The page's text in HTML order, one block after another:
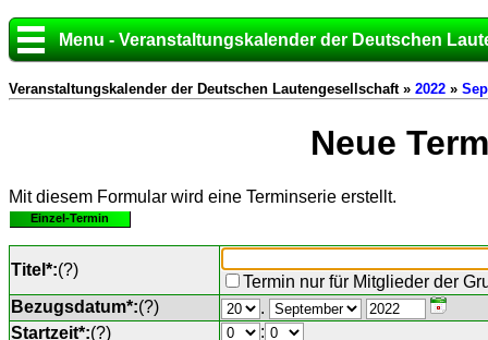
Menu - Veranstaltungskalender der Deutschen
Veranstaltungskalender der Deutschen Lautengesellschaft » 2022 »
Neue
Mit diesem Formular wird eine Terminserie erstellt.
Einzel-Termin
Titel*:(?)
Termin nur für Mitglieder der
Bezugsdatum*:(?)
.
Startzeit*:(?)
: